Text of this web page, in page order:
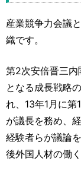
産業競争力会議
織です。
第2次安倍晋三
となる成長戦略
れ、13年1月に
が議長を務め、
経験者らが議論
後外国人材の働